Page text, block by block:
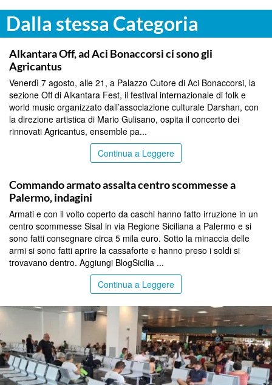
Dalla stessa Categoria
PALERMO
Alkantara Off, ad Aci Bonaccorsi ci sono gli
Agricantus
Venerdì 7 agosto, alle 21, a Palazzo Cutore di Aci Bonaccorsi, la
sezione Off di Alkantara Fest, il festival internazionale di folk e
world music organizzato dall’associazione culturale Darshan, con
la direzione artistica di Mario Gulisano, ospita il concerto dei
rinnovati Agricantus, ensemble pa...
Continua a Leggere
Commando armato assalta centro scommesse a
Palermo, indagini
Armati e con il volto coperto da caschi hanno fatto irruzione in un
centro scommesse Sisal in via Regione Siciliana a Palermo e si
sono fatti consegnare circa 5 mila euro. Sotto la minaccia delle
armi si sono fatti aprire la cassaforte e hanno preso i soldi si
trovavano dentro. Aggiungi BlogSicilia ...
Continua a Leggere